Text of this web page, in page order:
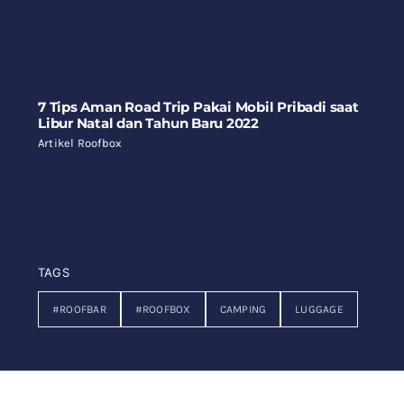
7 Tips Aman Road Trip Pakai Mobil Pribadi saat
Libur Natal dan Tahun Baru 2022
Artikel Roofbox
TAGS
#ROOFBAR #ROOFBOX CAMPING LUGGAGE